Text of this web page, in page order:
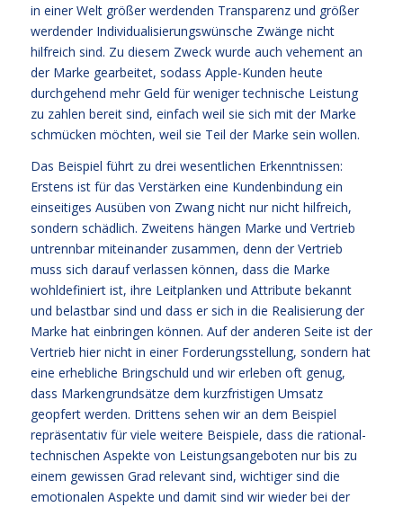
in einer Welt größer werdenden Transparenz und größer
werdender Individualisierungswünsche Zwänge nicht
hilfreich sind. Zu diesem Zweck wurde auch vehement an
der Marke gearbeitet, sodass Apple-Kunden heute
durchgehend mehr Geld für weniger technische Leistung
zu zahlen bereit sind, einfach weil sie sich mit der Marke
schmücken möchten, weil sie Teil der Marke sein wollen.
Das Beispiel führt zu drei wesentlichen Erkenntnissen:
Erstens ist für das Verstärken eine Kundenbindung ein
einseitiges Ausüben von Zwang nicht nur nicht hilfreich,
sondern schädlich. Zweitens hängen Marke und Vertrieb
untrennbar miteinander zusammen, denn der Vertrieb
muss sich darauf verlassen können, dass die Marke
wohldefiniert ist, ihre Leitplanken und Attribute bekannt
und belastbar sind und dass er sich in die Realisierung der
Marke hat einbringen können. Auf der anderen Seite ist der
Vertrieb hier nicht in einer Forderungsstellung, sondern hat
eine erhebliche Bringschuld und wir erleben oft genug,
dass Markengrundsätze dem kurzfristigen Umsatz
geopfert werden. Drittens sehen wir an dem Beispiel
repräsentativ für viele weitere Beispiele, dass die rational-
technischen Aspekte von Leistungsangeboten nur bis zu
einem gewissen Grad relevant sind, wichtiger sind die
emotionalen Aspekte und damit sind wir wieder bei der